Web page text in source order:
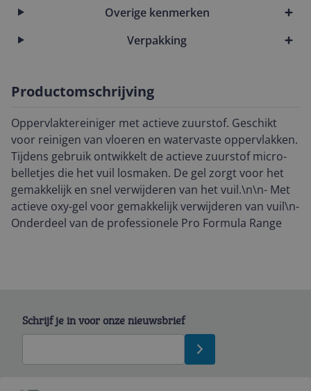
Overige kenmerken
Verpakking
Productomschrijving
Oppervlaktereiniger met actieve zuurstof. Geschikt
voor reinigen van vloeren en watervaste oppervlakken.
Tijdens gebruik ontwikkelt de actieve zuurstof micro-
belletjes die het vuil losmaken. De gel zorgt voor het
gemakkelijk en snel verwijderen van het vuil.\n\n- Met
actieve oxy-gel voor gemakkelijk verwijderen van vuil\n-
Onderdeel van de professionele Pro Formula Range
Schrijf je in voor onze nieuwsbrief